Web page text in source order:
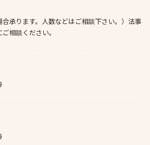
承ります。人数などはご相談下さい。）法事
相談ください。